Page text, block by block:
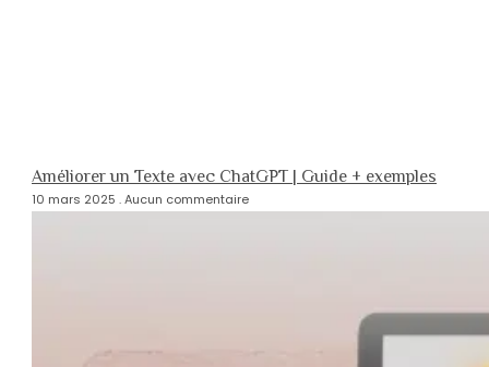
Améliorer un Texte avec ChatGPT | Guide + exemples
10 mars 2025 Aucun commentaire